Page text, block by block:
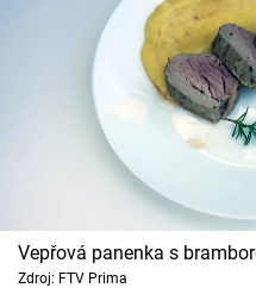
Vepřová panenka s
Zdroj: FTV Prima